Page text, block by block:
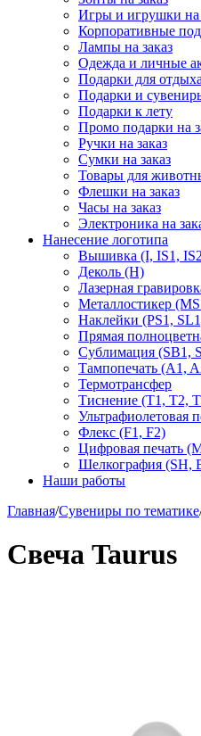
Игры и игрушки на
Корпоративные
Лампы на заказ
Одежда и личные
Подарки для
Подарки и
Подарки к лету
Промо подарки на
Ручки на заказ
Сумки на заказ
Товары для
Флешки на заказ
Часы на заказ
Электроника на
Нанесение логотипа
Вышивка (I, IS1,
Деколь (H)
Лазерная
Металлостикер
Наклейки (PS1,
Прямая
Сублимация (SB1,
Тампопечать (A1,
Термотрансфер
Тиснение (Т1, Т2,
Ультрафиолетовая
Флекс (F1, F2)
Цифровая печать
Шелкография
Наши работы
Главная/Сувениры по тематике
Свеча Taurus